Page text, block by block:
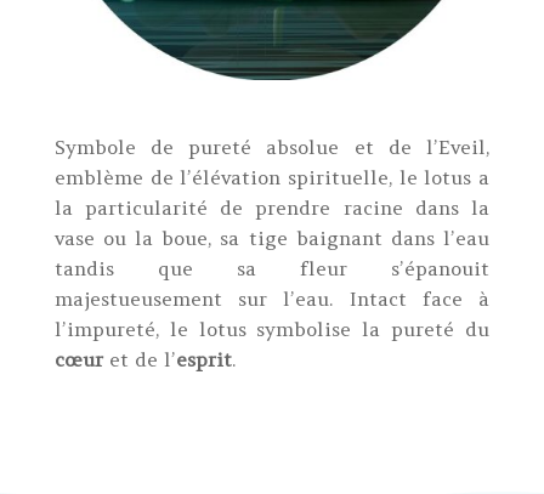
Symbole de pureté absolue et de l’Eveil,
emblème de l’élévation spirituelle, le lotus a
la particularité de prendre racine dans la
vase ou la boue, sa tige baignant dans l’eau
tandis que sa fleur s’épanouit
majestueusement sur l’eau. Intact face à
l’impureté, le lotus symbolise la pureté du
cœuret de l’esprit.